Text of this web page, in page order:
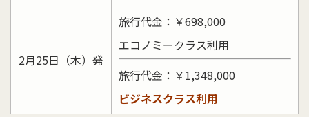
2月25日（木）発
旅行代金：￥698,000
エコノミークラス利用
旅行代金：￥1,348,000
ビジネスクラス利用